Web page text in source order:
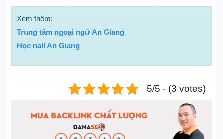
Xem thêm:
Trung tâm ngoại ngữ An Giang
Học nail An Giang
5/5 - (3 votes)